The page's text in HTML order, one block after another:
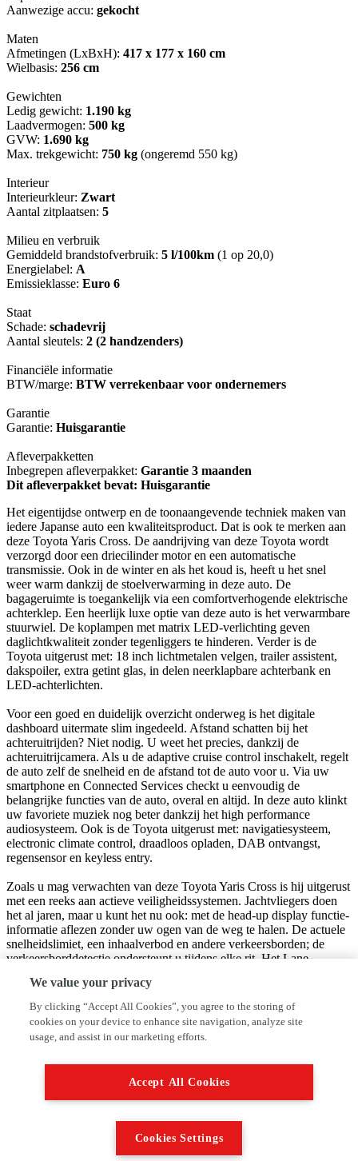
Aanwezige accu: gekocht
Maten
Afmetingen (LxBxH): 417 x 177 x 160 cm
Wielbasis: 256 cm
Gewichten
Ledig gewicht: 1.190 kg
Laadvermogen: 500 kg
GVW: 1.690 kg
Max. trekgewicht: 750 kg (ongeremd 550 kg)
Interieur
Interieurkleur: Zwart
Aantal zitplaatsen: 5
Milieu en verbruik
Gemiddeld brandstofverbruik: 5 l/100km (1 op 20,0)
Energielabel: A
Emissieklasse: Euro 6
Staat
Schade: schadevrij
Aantal sleutels: 2 (2 handzenders)
Financiële informatie
BTW/marge: BTW verrekenbaar voor ondernemers
Garantie
Garantie: Huisgarantie
Afleverpakketten
Inbegrepen afleverpakket: Garantie 3 maanden
Dit afleverpakket bevat: Huisgarantie
Het eigentijdse ontwerp en de toonaangevende techniek maken van
iedere Japanse auto een kwaliteitsproduct. Dat is ook te merken aan
deze Toyota Yaris Cross. De aandrijving van deze Toyota wordt
verzorgd door een driecilinder motor en een automatische
transmissie. Ook in de winter en als het koud is, heeft u het snel
weer warm dankzij de stoelverwarming in deze auto. De
bagageruimte is toegankelijk via een comfortverhogende elektrische
achterklep. Een heerlijk luxe optie van deze auto is het verwarmbare
stuurwiel. De koplampen met matrix LED-verlichting geven
daglichtkwaliteit zonder tegenliggers te hinderen. Verder is de
Toyota uitgerust met: 18 inch lichtmetalen velgen, trailer assistent,
dakspoiler, extra getint glas, in delen neerklapbare achterbank en
LED-achterlichten.
Voor een goed en duidelijk overzicht onderweg is het digitale
dashboard uitermate slim ingedeeld. Afstand schatten bij het
achteruitrijden? Niet nodig. U weet het precies, dankzij de
achteruitrijcamera. Als u de adaptive cruise control inschakelt, regelt
de auto zelf de snelheid en de afstand tot de auto voor u. Via uw
smartphone en Connected Services checkt u eenvoudig de
belangrijke functies van de auto, overal en altijd. In deze auto klinkt
uw favoriete muziek nog beter dankzij het high performance
audiosysteem. Ook is de Toyota uitgerust met: navigatiesysteem,
electronic climate control, draadloos opladen, DAB ontvangst,
regensensor en keyless entry.
Zoals u mag verwachten van deze Toyota Yaris Cross is hij uitgerust
met een reeks aan actieve veiligheidssystemen. Jachtvliegers doen
het al jaren, maar u kunt het nu ook: met de head-up display functie-
informatie aflezen zonder uw ogen van de weg te halen. De actuele
snelheidslimiet, een inhaalverbod en andere verkeersborden; de
verkeersborddetectie ondersteunt u tijdens elke rit. Het Lane-
lijnen van de rijstrook begeeft. In deze Toyota vinden we verder een
dodehoekdetectie, accident avoidance system, forward collision
warning system, hill hold functie, brake assist en
bandenspanningcontrolesysteem.
Deze occasion wordt standaard geleverd met 3 maanden
Aan fouten/vergissingen in deze advertentie kunnen geen rechten
We value your privacy
By clicking “Accept All Cookies”, you agree to the storing of
cookies on your device to enhance site navigation, analyze site
usage, and assist in our marketing efforts.
Accept All Cookies
Cookies Settings